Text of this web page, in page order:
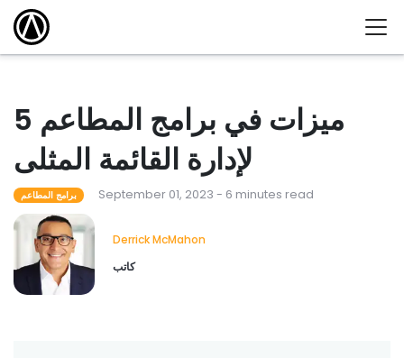
5 ميزات في برامج المطاعم
لإدارة القائمة المثلى
برامج المطاعم September 01, 2023 - 6 minutes read
Derrick McMahon
كاتب